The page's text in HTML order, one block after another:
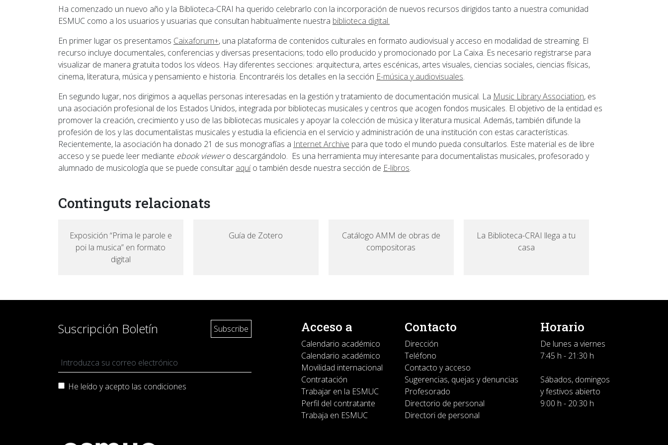
Ha comenzado un nuevo año y la Biblioteca-CRAI ha querido celebrarlo con la incorporación de nuevos recursos dirigidos tanto a nuestra comunidad
ESMUC como a los usuarios y usuarias que consultan habitualmente nuestra biblioteca digital.
En primer lugar os presentamos Caixaforum+, una plataforma de contenidos culturales en formato audiovisual y acceso en modalidad de streaming. El
recurso incluye documentales, conferencias y diversas presentacions; todo ello producido y promocionado por La Caixa. Es necesario registrarse para
visualizar de manera gratuita todos los vídeos. Hay diferentes secciones: arquitectura, artes escénicas, artes visuales, ciencias sociales, ciencias físicas,
cinema, literatura, música y pensamiento e historia. Encontraréis los detalles en la sección E-música y audiovisuales.
En segundo lugar, nos dirigimos a aquellas personas interesadas en la gestión y tratamiento de documentación musical. La Music Library Association, es
una asociación profesional de los Estados Unidos, integrada por bibliotecas musicales y centros que acogen fondos musicales. El objetivo de la entidad es
promover la creación, crecimiento y uso de las bibliotecas musicales y apoyar la colección de música y literatura musical. Además, también difunde la
profesión de los y las documentalistas musicales y estudia la eficiencia en el servicio y administración de una institución con estas características.
Recientemente, la asociación ha donado 21 de sus monografías a Internet Archive para que todo el mundo pueda consultarlos. Este material es de libre
acceso y se puede leer mediante ebook viewero descargándolo. Es una herramienta muy interesante para documentalistas musicales, profesorado y
alumnado de musicología que se puede consultar aquío también desde nuestra sección de E-libros.
Continguts relacionats
Exposición “Prima le parole e
poi la musica” en formato
digital
Guía de Zotero
Catálogo AMM de obras de
compositoras
La Biblioteca-CRAI llega a tu
casa
Suscripción Boletín
He leído y acepto las condiciones
Acceso a
Calendario académico
Calendario académico
Movilidad internacional
Contratación
Trabajar en la ESMUC
Perfil del contratante
Trabaja en ESMUC
Contacto
Dirección
Teléfono
Contacto y acceso
Sugerencias, quejas y denuncias
Profesorado
Directorio de personal
Directori de personal
Horario
De lunes a viernes
7:45 h - 21:30 h
Sábados, domingos
y festivos abierto
9:00 h - 20:30 h